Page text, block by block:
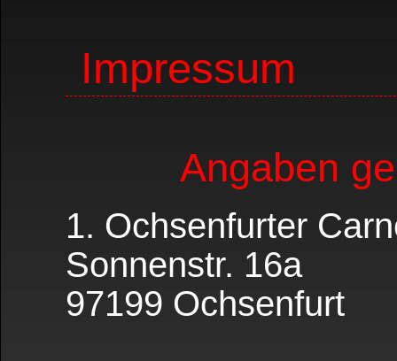
Impressum
Angaben
1. Ochsenfurter
Sonnenstr. 16a
97199 Ochsenfurt